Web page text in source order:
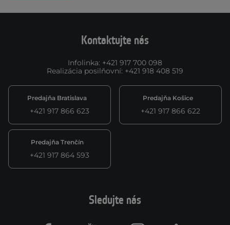
Kontaktujte nás
Infolinka: +421 917 700 098
Realizácia posilňovní: +421 918 408 519
Predajňa Bratislava
+421 917 866 623
Predajňa Košice
+421 917 866 622
Predajňa Trenčín
+421 917 864 593
Sledujte nás